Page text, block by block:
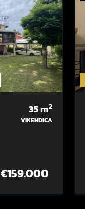
35m2
VIKENDICA
€159.000